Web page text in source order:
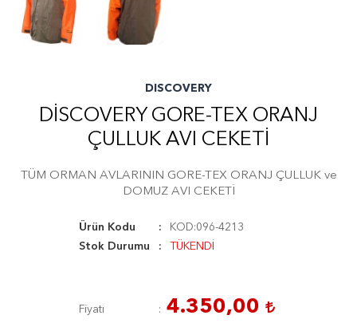
DISCOVERY
DİSCOVERY GORE-TEX ORANJ
ÇULLUK AVI CEKETİ
TÜM ORMAN AVLARININ GORE-TEX ORANJ ÇULLUK ve
DOMUZ AVI CEKETİ
Ürün Kodu
KOD:096-4213
Stok Durumu
TÜKENDİ
Fiyatı 4.350,00